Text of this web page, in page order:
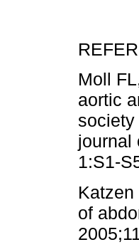
Moll
aortic
journal
of